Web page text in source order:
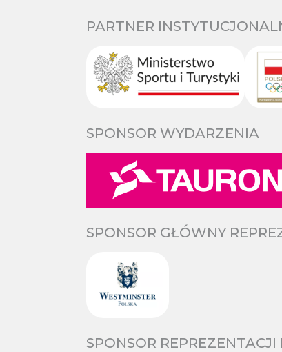
PARTNER
SPONSOR WYDARZENIA
SPONSOR GŁÓWNY
SPONSOR